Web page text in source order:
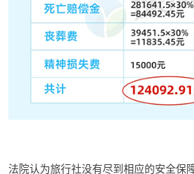
法院认为旅行社没有尽到相应的安全保